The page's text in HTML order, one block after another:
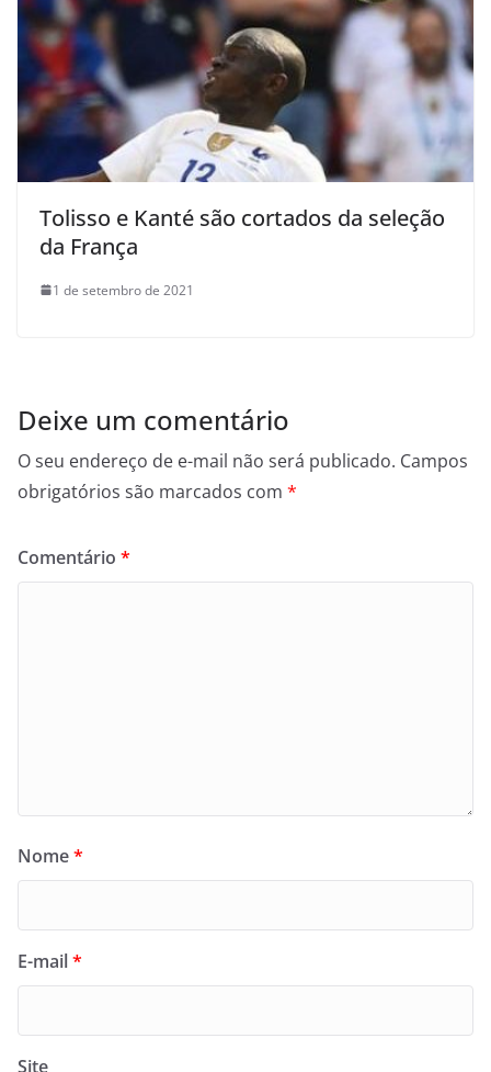
Tolisso e Kanté são cortados da seleção
da França
1 de setembro de 2021
Deixe um comentário
O seu endereço de e-mail não será publicado. Campos
obrigatórios são marcados com *
Comentário *
Nome*
E-mail*
Site